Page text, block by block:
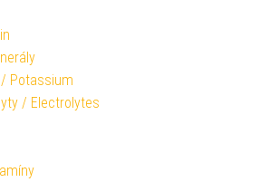
/ Potassium
/ Electrolytes